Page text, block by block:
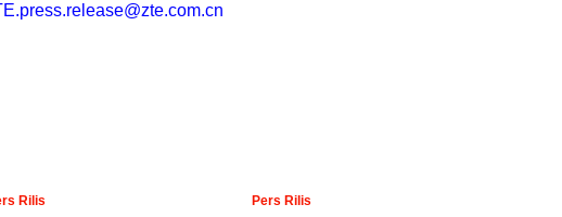
cn
Rilis Pers Rilis